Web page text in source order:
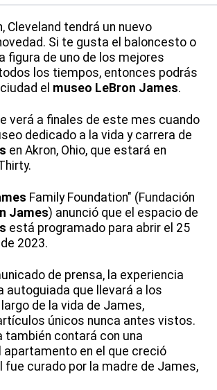
Cleveland tendrá un nuevo
Si te gusta el baloncesto o
figura de uno de los mejores
los tiempos, entonces podrás
el museo LeBron James.
verá a finales de este mes cuando
dedicado a la vida y carrera de
en Akron, Ohio, que estará en
Family Foundation" (Fundación
James) anunció que el espacio de
está programado para abrir el 25
2023.
de prensa, la experiencia
autoguiada que llevará a los
de la vida de James,
únicos nunca antes vistos.
también contará con una
apartamento en el que creció
fue curado por la madre de James,